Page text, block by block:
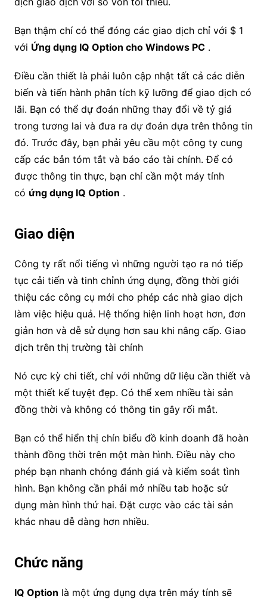
Bạn thậm chí có thể đóng các giao dịch chỉ với $ 1
với Ứng dụng IQ Option cho Windows PC.
Điều cần thiết là phải luôn cập nhật tất cả các diễn
biến và tiến hành phân tích kỹ lưỡng để giao dịch có
lãi. Bạn có thể dự đoán những thay đổi về tỷ giá
trong tương lai và đưa ra dự đoán dựa trên thông tin
đó. Trước đây, bạn phải yêu cầu một công ty cung
cấp các bản tóm tắt và báo cáo tài chính. Để có
được thông tin thực, bạn chỉ cần một máy tính
có ứng dụng IQ Option .
Giao diện
Công ty rất nổi tiếng vì những người tạo ra nó tiếp
tục cải tiến và tinh chỉnh ứng dụng, đồng thời giới
thiệu các công cụ mới cho phép các nhà giao dịch
làm việc hiệu quả. Hệ thống hiện linh hoạt hơn, đơn
giản hơn và dễ sử dụng hơn sau khi nâng cấp. Giao
dịch trên thị trường tài chính
Nó cực kỳ chi tiết, chỉ với những dữ liệu cần thiết và
một thiết kế tuyệt đẹp. Có thể xem nhiều tài sản
đồng thời và không có thông tin gây rối mắt.
Bạn có thể hiển thị chín biểu đồ kinh doanh đã hoàn
thành đồng thời trên một màn hình. Điều này cho
phép bạn nhanh chóng đánh giá và kiểm soát tình
hình. Bạn không cần phải mở nhiều tab hoặc sử
dụng màn hình thứ hai. Đặt cược vào các tài sản
khác nhau dễ dàng hơn nhiều.
Chức năng
IQ Option là một ứng dụng dựa trên máy tính sẽ